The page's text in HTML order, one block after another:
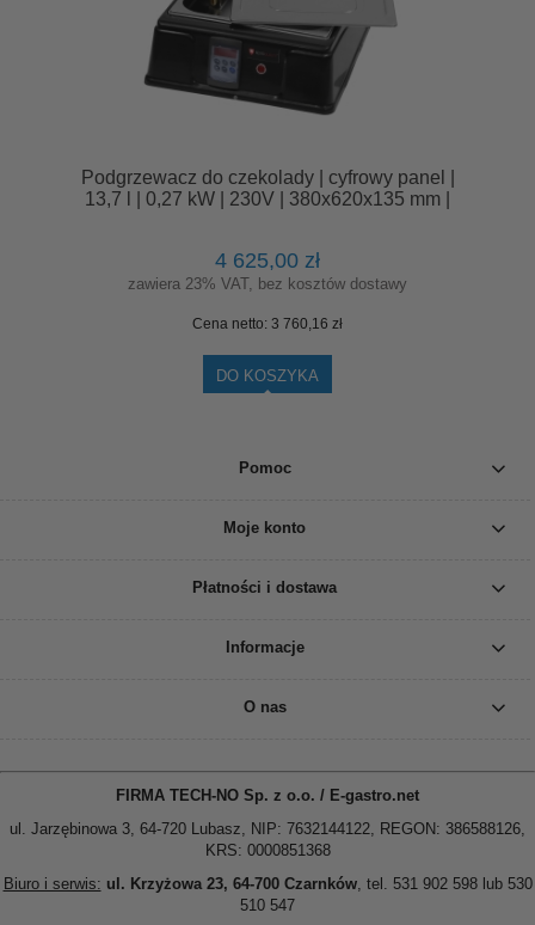
Podgrzewacz do czekolady | cyfrowy panel |
13,7 l | 0,27 kW | 230V | 380x620x135 mm |
4 625,00 zł
zawiera 23% VAT, bez kosztów dostawy
Cena netto: 3 760,16 zł
DO KOSZYKA
Pomoc
Moje konto
Płatności i dostawa
Informacje
O nas
FIRMA TECH-NO Sp. z o.o. / E-gastro.net
ul. Jarzębinowa 3, 64-720 Lubasz, NIP: 7632144122, REGON: 386588126,
KRS: 0000851368
Biuro i serwis: ul. Krzyżowa 23, 64-700 Czarnków, tel. 531 902 598 lub 530
510 547